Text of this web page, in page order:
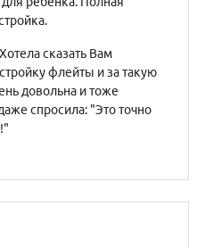
сказать Вам
флейты и за такую
довольна и тоже
спросила: "Это точно